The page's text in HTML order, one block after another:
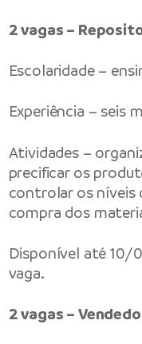
2 vagas –
Escolaridade –
Experiência – seis
Atividades –
precificar os
controlar os níveis
compra dos
Disponível até 10/
vaga.
2 vagas –